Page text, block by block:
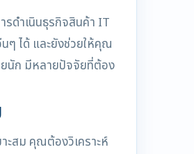
ดำเนินธุรกิจสินค้า IT
ๆ ได้ และยังช่วยให้คุณ
ยนัก มีหลายปัจจัยที่ต้อง
ะสม คุณต้องวิเคราะห์